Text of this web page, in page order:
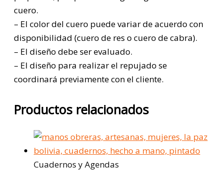
cuero.
– El color del cuero puede variar de acuerdo con
disponibilidad (cuero de res o cuero de cabra).
– El diseño debe ser evaluado.
– El diseño para realizar el repujado se
coordinará previamente con el cliente.
Productos relacionados
Cuadernos y Agendas